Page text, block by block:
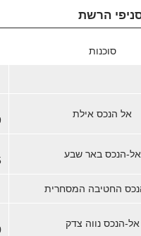
הרשת
סוכנות
אל הנכס אילת
אל-הנכס באר שבע
החטיבה המסחרית
אל-הנכס נווה צדק